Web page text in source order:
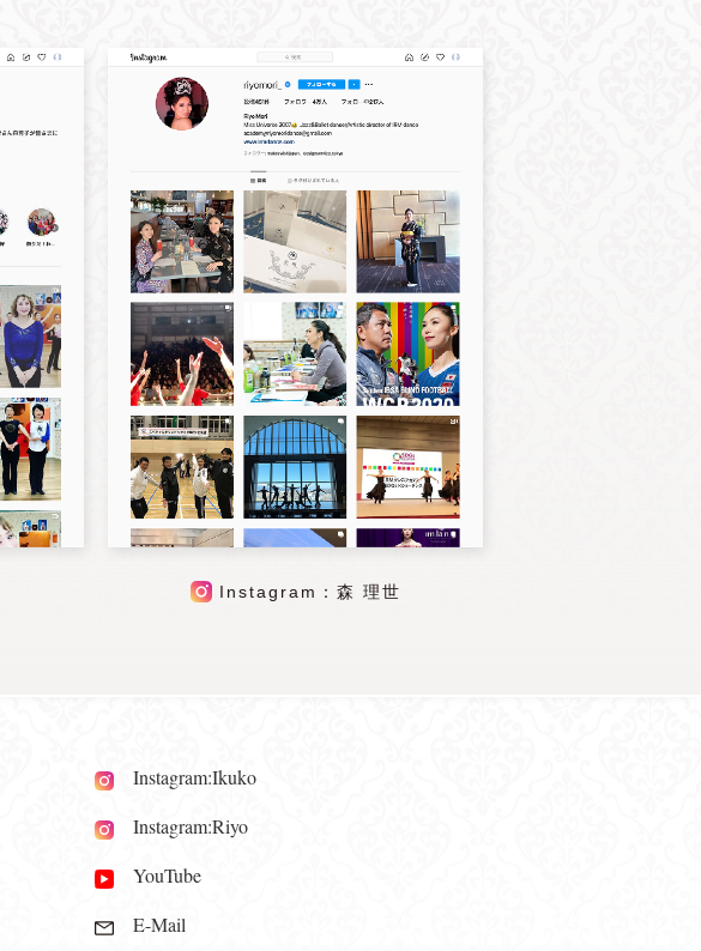
Instagram：森 理世
Instagram:Ikuko
Instagram:Riyo
YouTube
E-Mail